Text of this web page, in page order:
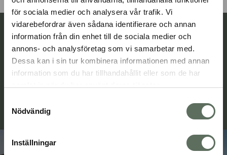
för sociala medier och analysera vår trafik. Vi
vidarebefordrar även sådana identifierare och annan
information från din enhet till de sociala medier och
annons- och analysföretag som vi samarbetar med.
Dessa kan i sin tur kombinera informationen med annan
information som du har tillhandahållit eller som de har
Nödvändig
Inställningar
sivulle
1
sivulle
2
sivulle
3
sivulle
4
Mitä asiakkaamme
ajattelevat meistä: